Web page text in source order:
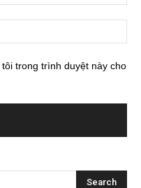
trong trình duyệt này cho